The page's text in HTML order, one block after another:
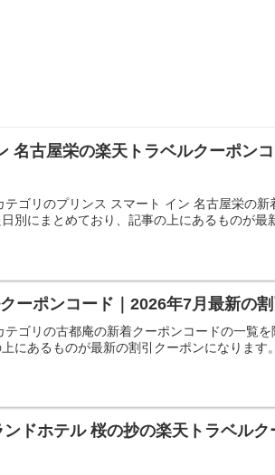
名古屋栄の楽天トラベルクーポン
ゴリのプリンス スマート イン 名古屋栄の
別にまとめており、記事の上にあるものが
ーポンコード｜2026年7月最新の
ゴリの古都庵の新着クーポンコードの一覧
にあるものが最新の割引クーポンになりま
ドホテル 桜の抄の楽天トラベル